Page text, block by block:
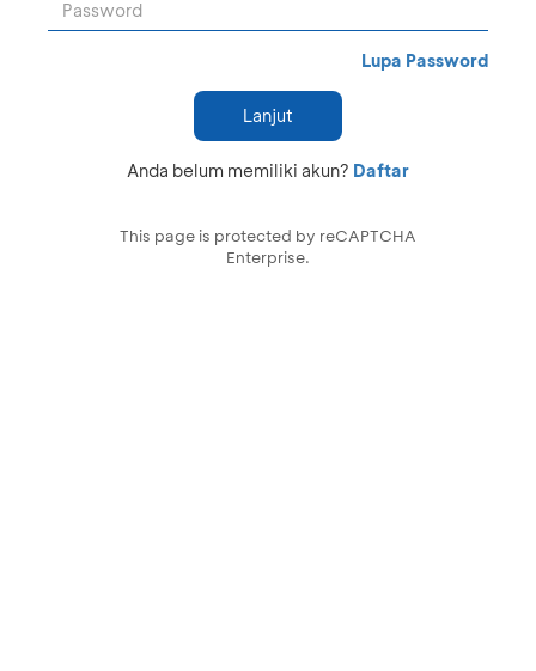
Lupa Password
Lanjut
Anda belum memiliki akun? Daftar
This page is protected by reCAPTCHA
Enterprise.